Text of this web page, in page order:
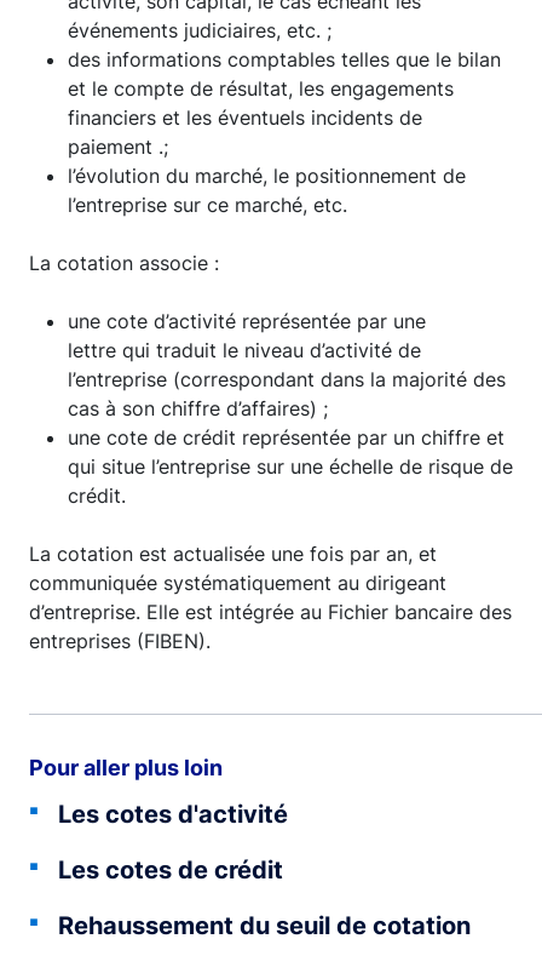
événements judiciaires, etc. ;
des informations comptables telles que le bilan
et le compte de résultat, les engagements
financiers et les éventuels incidents de
paiement .;
l’évolution du marché, le positionnement de
l’entreprise sur ce marché, etc.
La cotation associe :
une cote d’activité représentée par une
lettre qui traduit le niveau d’activité de
l’entreprise (correspondant dans la majorité des
cas à son chiffre d’affaires) ;
une cote de crédit représentée par un chiffre et
qui situe l’entreprise sur une échelle de risque de
crédit.
La cotation est actualisée une fois par an, et
communiquée systématiquement au dirigeant
d’entreprise. Elle est intégrée au Fichier bancaire des
entreprises (FIBEN).
Pour aller plus loin
Les cotes d'activité
Les cotes de crédit
Rehaussement du seuil de cotation